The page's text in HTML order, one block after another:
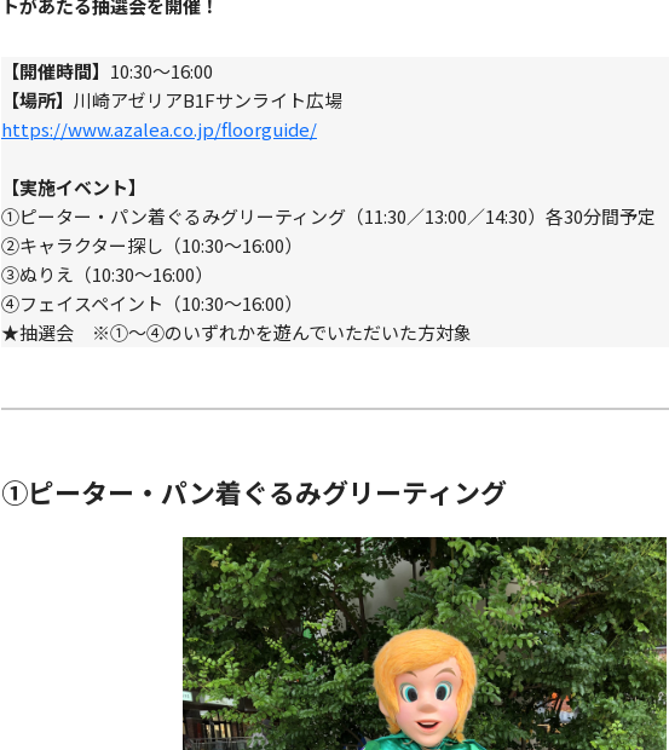
トがあたる抽選会を開催！
【開催時間】 10:30～16:00
【場所】 川崎アゼリアB1Fサンライト広場
https://www.azalea.co.jp/floorguide/
【実施イベント】
①ピーター・パン着ぐるみグリーティング（11:30／13:00／14:30）各30分間予定
②キャラクター探し（10:30～16:00）
③ぬりえ（10:30～16:00）
④フェイスペイント（10:30～16:00）
★抽選会 ※①～④のいずれかを遊んでいただいた方対象
①ピーター・パン着ぐるみグリーティング